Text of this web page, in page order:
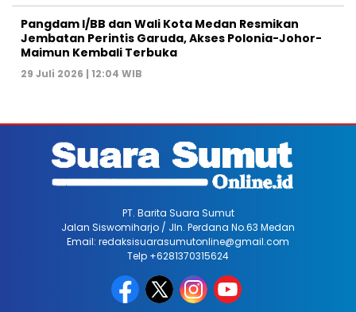
Pangdam I/BB dan Wali Kota Medan Resmikan
Jembatan Perintis Garuda, Akses Polonia-Johor-
Maimun Kembali Terbuka
29 Juli 2026 | 12:04 WIB
PT. Barita Suara Sumut
Jalan Siswomiharjo / Jln. Perdana No.63 Medan
Email: redaksisuarasumutonline@gmail.com
Telp +6281370315624